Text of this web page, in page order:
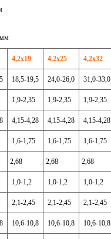
мм
4,2х19 4,2х25 4,2х32
18,5-19,5 24,0-26,0 31,0-33,0
1,9-2,35 1,9-2,35 1,9-2,35
4,15-4,28 4,15-4,28 4,15-4,28
1,6-1,75 1,6-1,75 1,6-1,75
2,68 2,68 2,68
1,0-1,2 1,0-1,2 1,0-1,2
2,1-2,45 2,1-2,45 2,1-2,45
10,6-10,8 10,6-10,8 10,6-10,8